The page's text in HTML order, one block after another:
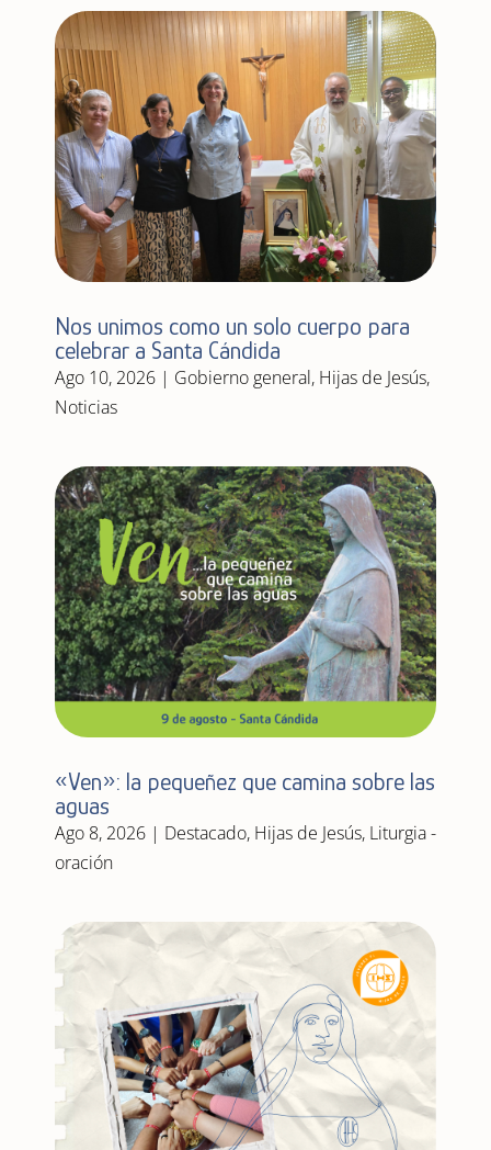
Nos unimos como un solo cuerpo para
celebrar a Santa Cándida
Ago 10, 2026| Gobierno general, Hijas de Jesús,
Noticias
«Ven»: la pequeñez que camina sobre las
aguas
Ago 8, 2026| Destacado, Hijas de Jesús, Liturgia -
oración